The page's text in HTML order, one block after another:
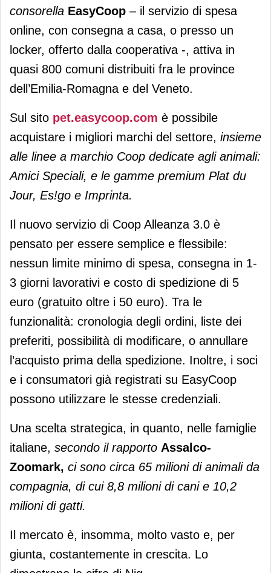
consorella EasyCoop – il servizio di spesa
online, con consegna a casa, o presso un
locker, offerto dalla cooperativa -, attiva in
quasi 800 comuni distribuiti fra le province
dell’Emilia-Romagna e del Veneto.
Sul sito pet.easycoop.com è possibile
acquistare i migliori marchi del settore, insieme
alle linee a marchio Coop dedicate agli animali:
Amici Speciali, e le gamme premium Plat du
Jour, Es!go e Imprinta.
Il nuovo servizio di Coop Alleanza 3.0 è
pensato per essere semplice e flessibile:
nessun limite minimo di spesa, consegna in 1-
3 giorni lavorativi e costo di spedizione di 5
euro (gratuito oltre i 50 euro). Tra le
funzionalità: cronologia degli ordini, liste dei
preferiti, possibilità di modificare, o annullare
l’acquisto prima della spedizione. Inoltre, i soci
e i consumatori già registrati su EasyCoop
possono utilizzare le stesse credenziali.
Una scelta strategica, in quanto, nelle famiglie
italiane, secondo il rapporto Assalco-
Zoomark, ci sono circa 65 milioni di animali da
compagnia, di cui 8,8 milioni di cani e 10,2
milioni di gatti.
Il mercato è, insomma, molto vasto e, per
giunta, costantemente in crescita. Lo